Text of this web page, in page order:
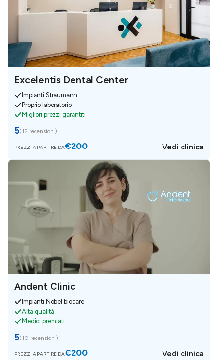
Excelentis Dental Center
Impianti Straumann
Proprio laboratorio
Migliori prezzi garantiti
5(12 recensioni)
PREZZI A PARTIRE DA€200 Vedi clinica
Andent Clinic
Impianti Nobel biocare
Alta qualità
Medici premiati
5(10 recensioni)
PREZZI A PARTIRE DA€200 Vedi clinica